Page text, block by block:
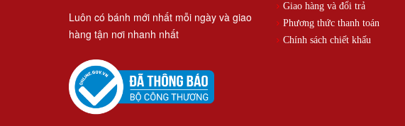
Luôn có bánh mới nhất mỗi ngày và giao
hàng tận nơi nhanh nhất
Giao hàng và đổi trả
Phương thức thanh toán
Chính sách chiết khấu